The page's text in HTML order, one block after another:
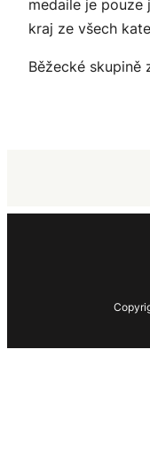
medaile je
kraj ze všech
Běžecké skupině